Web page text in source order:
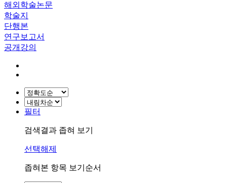
해외학술논문
학술지
단행본
연구보고서
공개강의
필터
검색결과 좁혀 보기
선택해제
좁혀본 항목 보기순서